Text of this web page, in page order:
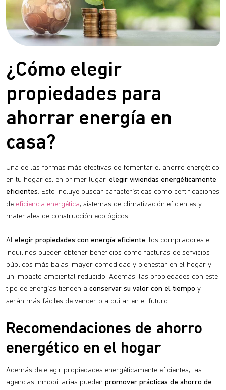
¿Cómo elegir
propiedades para
ahorrar energía en
casa?
Una de las formas más efectivas de fomentar el ahorro energético
en tu hogar es, en primer lugar, elegir viviendas energéticamente
eficientes. Esto incluye buscar características como certificaciones
de eficiencia energética, sistemas de climatización eficientes y
materiales de construcción ecológicos.
Al elegir propiedades con energía eficiente, los compradores e
inquilinos pueden obtener beneficios como facturas de servicios
públicos más bajas, mayor comodidad y bienestar en el hogar y
un impacto ambiental reducido. Además, las propiedades con este
tipo de energías tienden a conservar su valor con el tiempo y
serán más fáciles de vender o alquilar en el futuro.
Recomendaciones de ahorro
energético en el hogar
Además de elegir propiedades energéticamente eficientes, las
agencias inmobiliarias pueden promover prácticas de ahorro de